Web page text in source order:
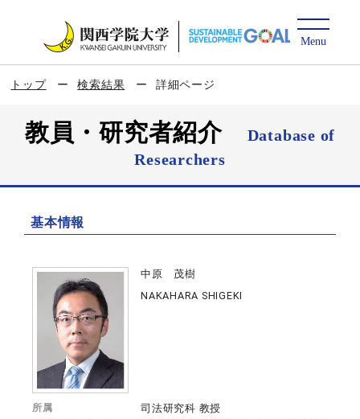
トップ 検索結果 詳細ページ
教員・研究者紹介
Database of
Researchers
基本情報
中原 茂樹
NAKAHARA SHIGEKI
所属 司法研究科 教授